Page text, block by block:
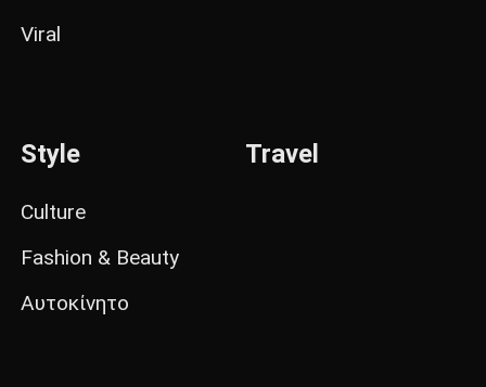
Viral
Style
Culture
Fashion & Beauty
Αυτοκίνητο
Travel